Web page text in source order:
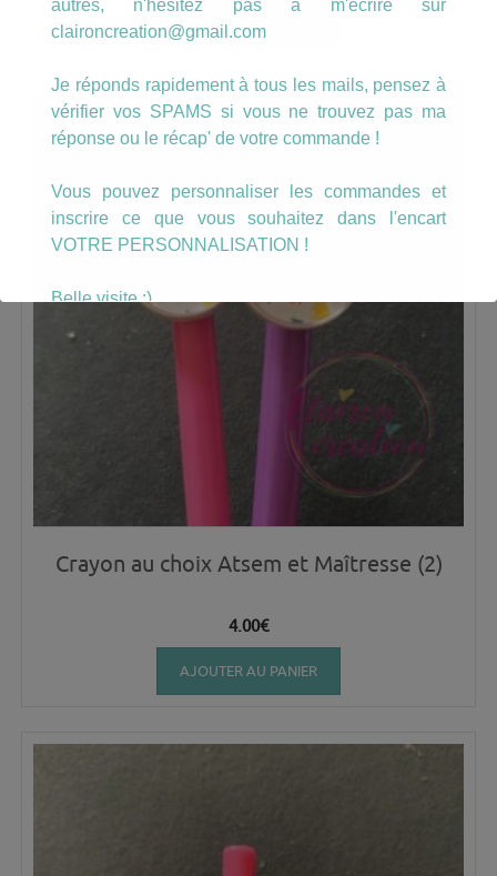
AJOUTER AU PANIER
Crayon au choix Atsem et Maîtresse (2)
4.00€
AJOUTER AU PANIER
autres, n'hésitez pas à m'écrire sur
claironcreation@gmail.com
Je réponds rapidement à tous les mails, pensez à
vérifier vos SPAMS si vous ne trouvez pas ma
réponse ou le récap' de votre commande !
Vous pouvez personnaliser les commandes et
inscrire ce que vous souhaitez dans l'encart
VOTRE PERSONNALISATION !
Belle visite :)